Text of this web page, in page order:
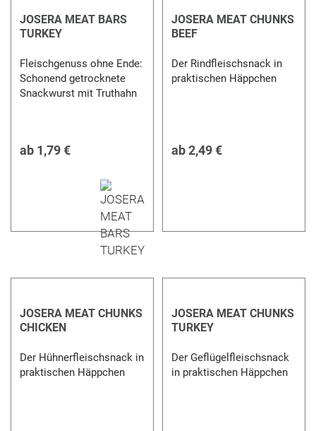
JOSERA MEAT BARS
TURKEY
Fleischgenuss ohne Ende:
Schonend getrocknete
Snackwurst mit Truthahn
ab 1,79 €
JOSERA MEAT CHUNKS
BEEF
Der Rindfleischsnack in
praktischen Häppchen
ab2,49 €
JOSERA MEAT CHUNKS
CHICKEN
Der Hühnerfleischsnack in
praktischen Häppchen
JOSERA MEAT CHUNKS
TURKEY
Der Geflügelfleischsnack
in praktischen Häppchen